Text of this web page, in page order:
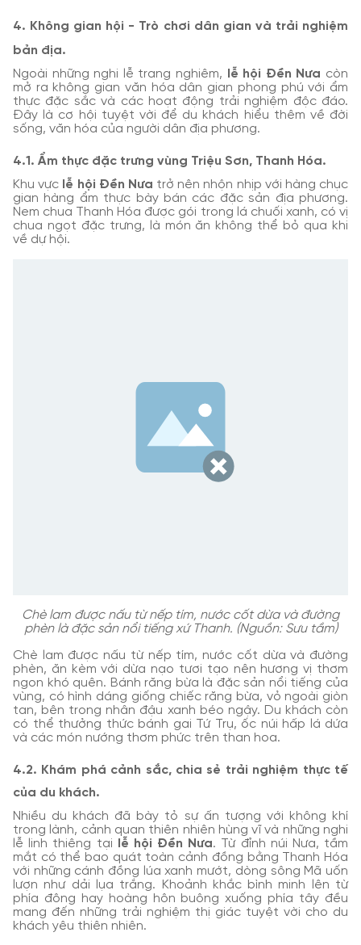
4. Không gian hội - Trò chơi dân gian và trải nghiệm
bản địa.
Ngoài những nghi lễ trang nghiêm, lễ hội Đền Nưa còn
mở ra không gian văn hóa dân gian phong phú với ẩm
thực đặc sắc và các hoạt động trải nghiệm độc đáo.
Đây là cơ hội tuyệt vời để du khách hiểu thêm về đời
sống, văn hóa của người dân địa phương.
4.1. Ẩm thực đặc trưng vùng Triệu Sơn, Thanh Hóa.
Khu vực lễ hội Đền Nưa trở nên nhộn nhịp với hàng chục
gian hàng ẩm thực bày bán các đặc sản địa phương.
Nem chua Thanh Hóa được gói trong lá chuối xanh, có vị
chua ngọt đặc trưng, là món ăn không thể bỏ qua khi
về dự hội.
Chè lam được nấu từ nếp tím, nước cốt dừa và đường
phèn là đặc sản nổi tiếng xứ Thanh. (Nguồn: Sưu tầm)
Chè lam được nấu từ nếp tím, nước cốt dừa và đường
phèn, ăn kèm với dừa nạo tươi tạo nên hương vị thơm
ngon khó quên. Bánh răng bừa là đặc sản nổi tiếng của
vùng, có hình dáng giống chiếc răng bừa, vỏ ngoài giòn
tan, bên trong nhân đậu xanh béo ngậy. Du khách còn
có thể thưởng thức bánh gai Tứ Trụ, ốc núi hấp lá dứa
và các món nướng thơm phức trên than hoa.
4.2. Khám phá cảnh sắc, chia sẻ trải nghiệm thực tế
của du khách.
Nhiều du khách đã bày tỏ sự ấn tượng với không khí
trong lành, cảnh quan thiên nhiên hùng vĩ và những nghi
lễ linh thiêng tại lễ hội Đền Nưa. Từ đỉnh núi Nưa, tầm
mắt có thể bao quát toàn cảnh đồng bằng Thanh Hóa
với những cánh đồng lúa xanh mướt, dòng sông Mã uốn
lượn như dải lụa trắng. Khoảnh khắc bình minh lên từ
phía đông hay hoàng hôn buông xuống phía tây đều
mang đến những trải nghiệm thị giác tuyệt vời cho du
khách yêu thiên nhiên.